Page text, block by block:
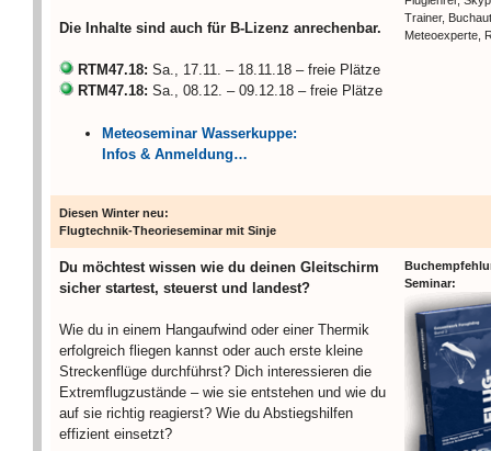
Die Inhalte sind auch für B-Lizenz anrechenbar.
RTM47.18: Sa., 17.11. – 18.11.18 – freie Plätze
RTM47.18: Sa., 08.12. – 09.12.18 – freie Plätze
Meteoseminar Wasserkuppe:
Infos & Anmeldung…
Trainer,
Meteoexperte,
Diesen Winter neu:
Flugtechnik-Theorieseminar mit Sinje
Du möchtest wissen wie du deinen Gleitschirm
sicher startest, steuerst und landest?
Wie du in einem Hangaufwind oder einer Thermik
erfolgreich fliegen kannst oder auch erste kleine
Streckenflüge durchführst? Dich interessieren die
Extremflugzustände – wie sie entstehen und wie du
auf sie richtig reagierst? Wie du Abstiegshilfen
effizient einsetzt?
Seminar: